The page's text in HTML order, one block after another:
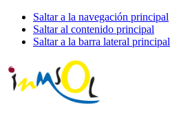
Saltar a la navegación principal
Saltar al contenido principal
Saltar a la barra lateral principal